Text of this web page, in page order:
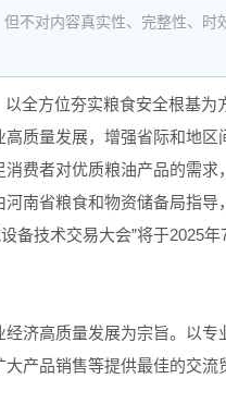
不对内容真实性、完整性、时
全方位夯实粮食安全根基为
质量发展，增强省际和地区
费者对优质粮油产品的需求
南省粮食和物资储备局指导
备技术交易大会”将于2025
济高质量发展为宗旨。以专
产品销售等提供最佳的交流